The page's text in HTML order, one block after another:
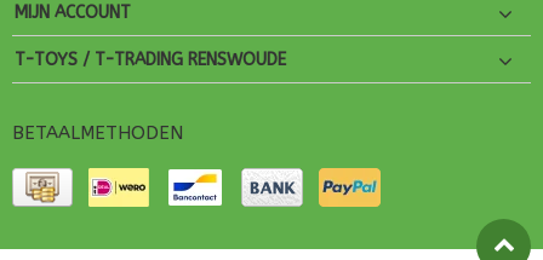
MIJN ACCOUNT
T-TOYS / T-TRADING RENSWOUDE
BETAALMETHODEN